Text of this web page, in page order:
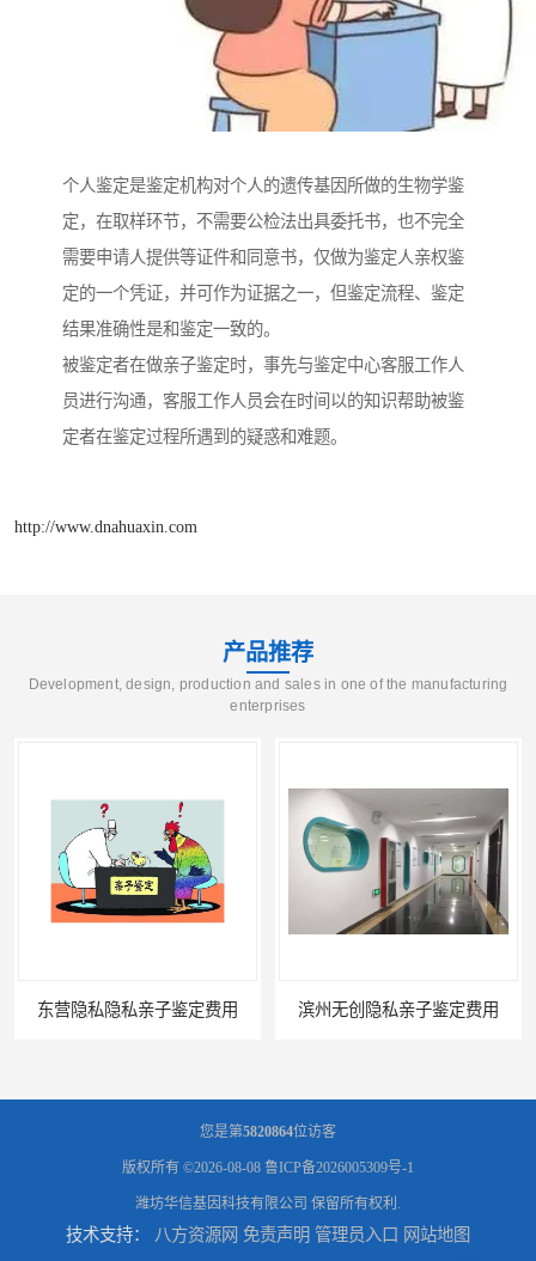
个人鉴定是鉴定机构对个人的遗传基因所做的生物学鉴
定，在取样环节，不需要公检法出具委托书，也不完全
需要申请人提供等证件和同意书，仅做为鉴定人亲权鉴
定的一个凭证，并可作为证据之一，但鉴定流程、鉴定
结果准确性是和鉴定一致的。
被鉴定者在做亲子鉴定时，事先与鉴定中心客服工作人
员进行沟通，客服工作人员会在时间以的知识帮助被鉴
定者在鉴定过程所遇到的疑惑和难题。
http://www.dnahuaxin.com
产品推荐
Development, design, production and sales in one of the manufacturing
enterprises
滨州无创隐私亲子鉴定费用
您是第5820864位访客
版权所有 ©2026-08-08 鲁ICP备2026005309号-1
潍坊华信基因科技有限公司 保留所有权利.
技术支持： 八方资源网 免责声明 管理员入口 网站地图